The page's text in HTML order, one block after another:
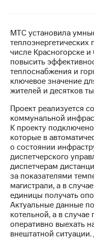
Контакты
Пригласить
спикера
и акционерам
управление
секретарь
Раскрытие
информации
Информация
акционерам
Документы
ПАО
"МТС"
Собрания
акционеров
Личный
МТС установила
числе Красногорске
повысить
теплоснабжения и
ключевое значение
жителей и десятков
Проект реализуется
коммунальной
К проекту
которые в
о состоянии
диспетчерского
диспетчерам
за показателями
магистрали, а в
единицы получать
Актуальные данные
котельной, а в
оперативно выехать
внештатной